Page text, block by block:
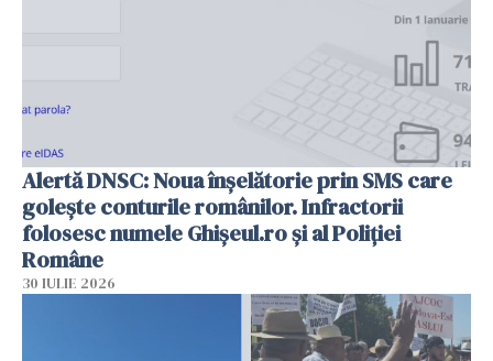
Alertă DNSC: Noua înșelătorie prin SMS care
golește conturile românilor. Infractorii
folosesc numele Ghișeul.ro și al Poliției
Române
30 IULIE 2026